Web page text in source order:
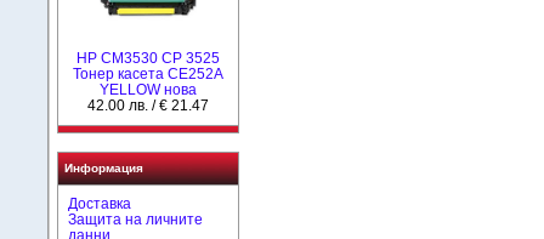
HP CM3530 CP 3525
Тонер касета CE252A
YELLOW нова
42.00 лв. / € 21.47
Информация
Доставка
Защита на личните
данни